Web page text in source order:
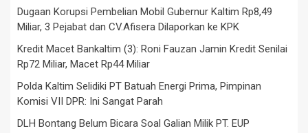
Dugaan Korupsi Pembelian Mobil Gubernur Kaltim Rp8,49
Miliar, 3 Pejabat dan CV.Afisera Dilaporkan ke KPK
Kredit Macet Bankaltim (3): Roni Fauzan Jamin Kredit Senilai
Rp72 Miliar, Macet Rp44 Miliar
Polda Kaltim Selidiki PT Batuah Energi Prima, Pimpinan
Komisi VII DPR: Ini Sangat Parah
DLH Bontang Belum Bicara Soal Galian Milik PT. EUP